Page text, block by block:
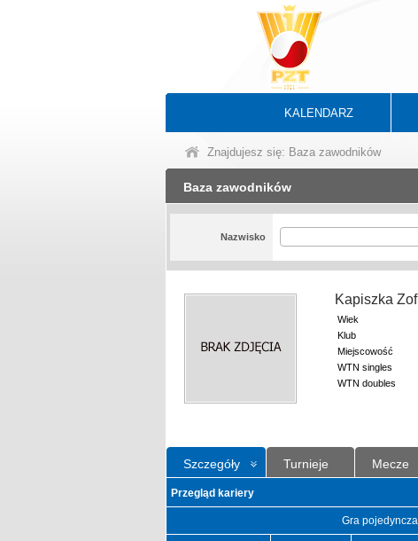
KALENDARZ
Znajdujesz się: Baza zawodników
Baza zawodników
Nazwisko
Kapiszka
Wiek
Klub
Miejscowość
WTN singles
WTN doubles
Szczegóły Turnieje Mecze
Przegląd kariery
Gra pojedyncza